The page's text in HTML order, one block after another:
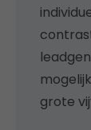
grote